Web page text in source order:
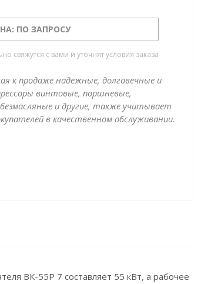
ПО ЗАПРОСУ
свяжутся с вами и уточнят условия заказа
к продаже надежные, долговечные и
винтовые, поршневые,
и другие, также учитывает
в качественном обслуживании.
ВК-55Р 7 составляет 55 кВт, а рабочее